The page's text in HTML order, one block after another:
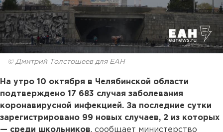
© Дмитрий Толстошеев для ЕАН
На утро 10 октября в Челябинской области
подтверждено 17 683 случая заболевания
коронавирусной инфекцией. За последние сутки
зарегистрировано 99 новых случаев, 2 из которых
— среди школьников, сообщает министерство